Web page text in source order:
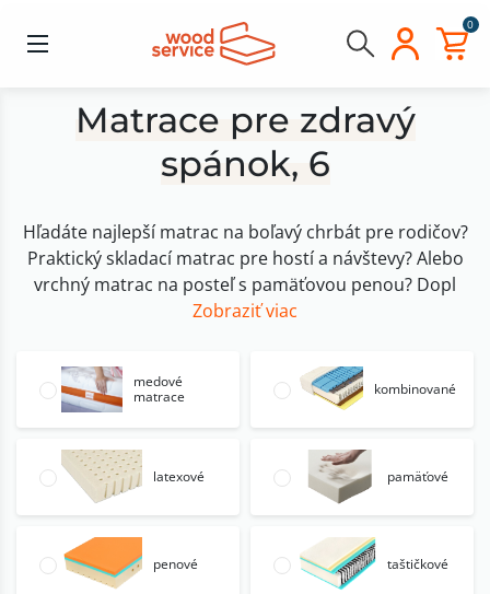
0
Matrace pre zdravý
spánok, 6
Hľadáte najlepší matrac na boľavý chrbát pre rodičov?
Praktický skladací matrac pre hostí a návštevy? Alebo
vrchný matrac na posteľ s pamäťovou penou? Dopl
Zobraziť viac
medové
matrace
kombinované
latexové pamäťové
penové taštičkové